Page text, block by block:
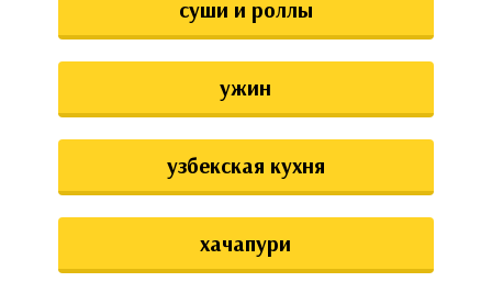
суши и роллы
ужин
узбекская кухня
хачапури